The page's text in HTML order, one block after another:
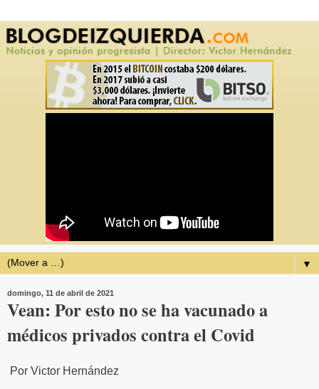
▼
domingo, 11 de abril de 2021
Vean: Por esto no se ha vacunado a
médicos privados contra el Covid
Por Victor Hernández